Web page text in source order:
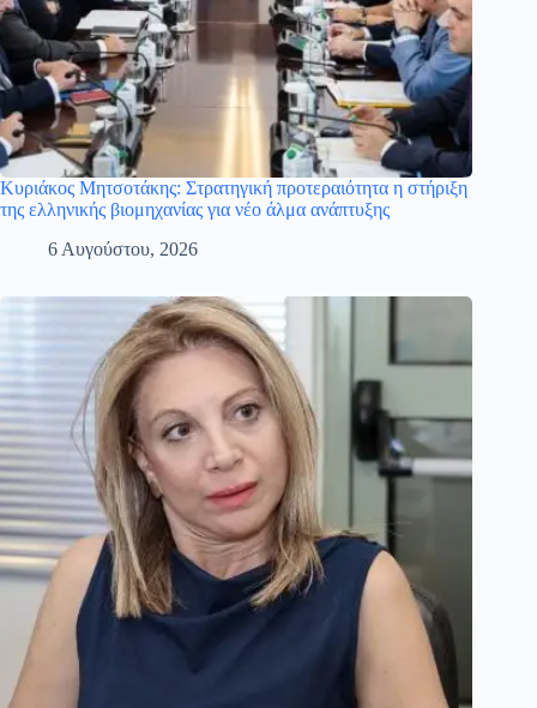
Κυριάκος Μητσοτάκης: Στρατηγική προτεραιότητα η στήριξη
της ελληνικής βιομηχανίας για νέο άλμα ανάπτυξης
6 Αυγούστου, 2026